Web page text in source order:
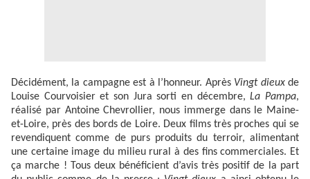
Décidément, la campagne est à l’honneur. Après Vingt dieuxde
Louise Courvoisier et son Jura sorti en décembre,La Pampa,
réalisé par Antoine Chevrollier, nous immerge dans le Maine-
et-Loire, près des bords de Loire. Deux films très proches qui se
revendiquent comme de purs produits du terroir, alimentant
une certaine image du milieu rural à des fins commerciales. Et
ça marche ! Tous deux bénéficient d’avis très positif de la part